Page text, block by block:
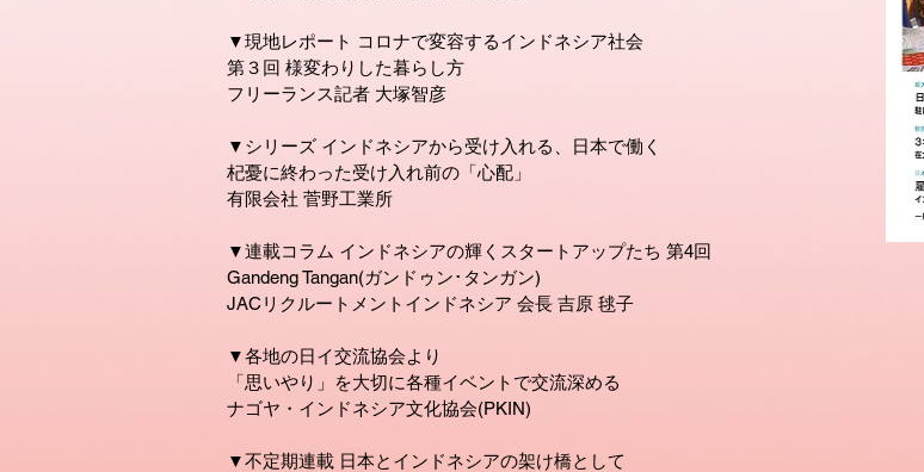
​▼現地レポート コロナで変容するインドネシア社会
第３回 様変わりした暮らし方
フリーランス記者 大塚智彦
▼シリーズ インドネシアから受け入れる、日本で働く
杞憂に終わった受け入れ前の「心配」
有限会社 菅野工業所
▼連載コラム インドネシアの輝くスタートアップたち 第4回
Gandeng Tangan(ガンドゥン･タンガン)
JACリクルートメントインドネシア 会長 吉原 毬子
▼各地の日イ交流協会より
「思いやり」を大切に各種イベントで交流深める
ナゴヤ・インドネシア文化協会(PKIN)
▼不定期連載 日本とインドネシアの架け橋として